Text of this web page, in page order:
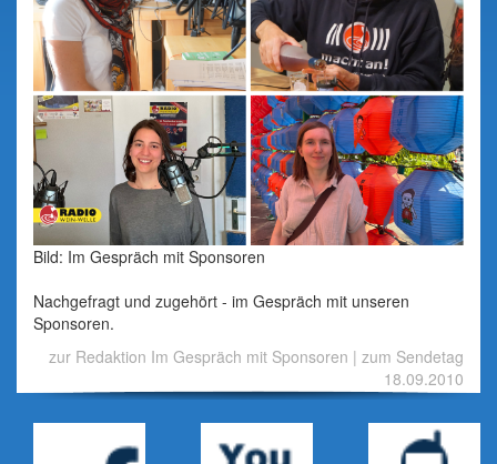
Bild: Im Gespräch mit Sponsoren
Nachgefragt und zugehört - im Gespräch mit unseren
Sponsoren.
zur Redaktion Im Gespräch mit Sponsoren | zum Sendetag
18.09.2010